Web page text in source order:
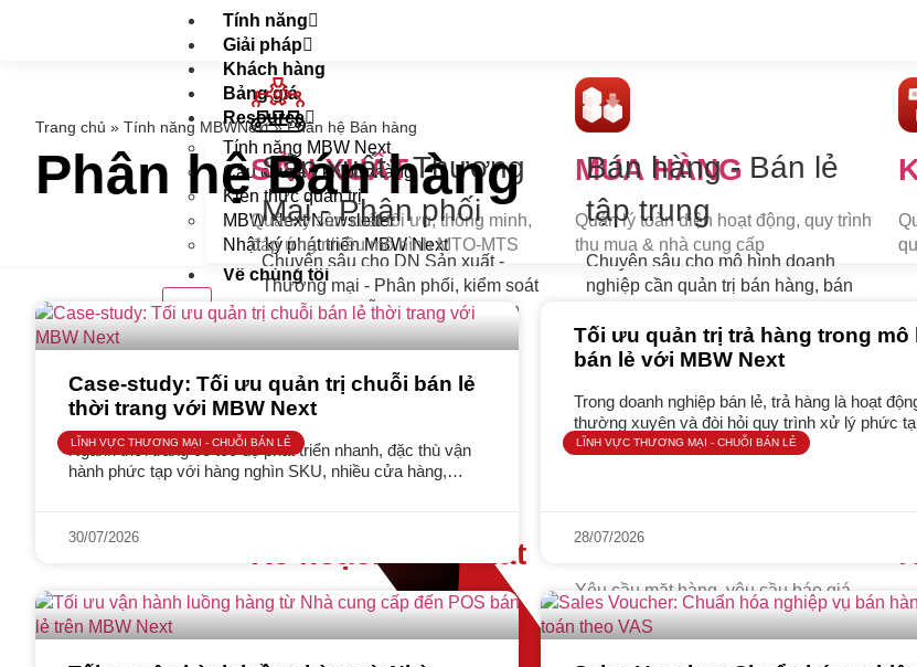
Tính năng
SẢN XUẤT
Quản lý sản xuất tối ưu, thông minh,
đáp ứng nhiều mô hình MTO-MTS
Kế hoạch sản xuất
Quản lý toàn bộ kế hoạch sản xuất
MUA HÀNG
Quản lý toàn diện hoạt động, quy trình
thu mua & nhà cung cấp
Yêu cầu mua
Yêu cầu mặt hàng, yêu cầu báo giá
Giải pháp
Sản xuất - Thương
Mại - Phân phối
Chuyên sâu cho DN Sản xuất -
Thương mại - Phân phối, kiểm soát
toàn diện chuỗi cung ứng, từ sản
xuất tới bán hàng trên cùng 1 hệ
Giải pháp tổng thể
Giải pháp theo ngành:
Bán hàng - Bán lẻ
tập trung
Chuyên sâu cho mô hình doanh
nghiệp cần quản trị bán hàng, bán
tầng, hệ thống chuỗi cửa hàng bán
lẻ
Giải pháp tổng thể
Khách hàng
Bảng giá
Resource
Tính năng MBW Next
Câu chuyện khách hàng
Kiến thức quản trị
MBW Next Newsletter
Nhật ký phát triển MBW Next
Về chúng tôi
X
Trang chủ » Tính năng MBWNext»Phân hệ Bán hàng
Phân hệ Bán hàng
LĨNH VỰC THƯƠNG MẠI - CHUỖI BÁN LẺ
Case-study: Tối ưu quản trị chuỗi bán lẻ
thời trang với MBW Next
Ngành thời trang có tốc độ phát triển nhanh, đặc thù vận
hành phức tạp với hàng nghìn SKU, nhiều cửa hàng,
30/07/2026
LĨNH VỰC THƯƠNG MẠI - CHUỖI BÁN LẺ
Tối ưu quản trị trả hàng trong mô
bán lẻ với MBW Next
Trong doanh nghiệp bán lẻ, trả hàng là hoạt
thường xuyên và đòi hỏi quy trình xử lý phức
thống. Khách hàng trả tại
28/07/2026